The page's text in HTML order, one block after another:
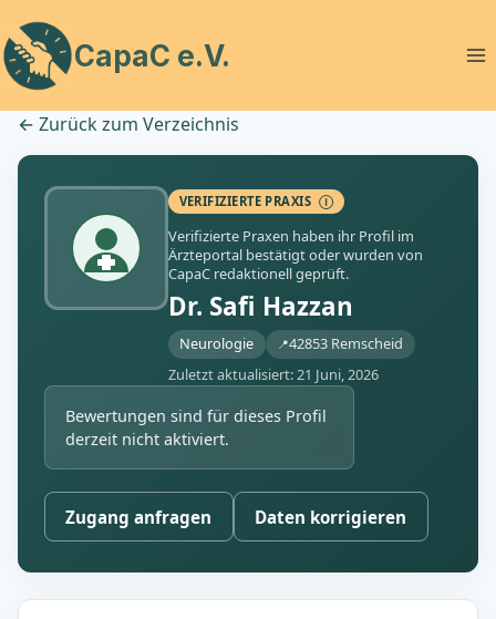
Inhalt
springen
CapaC e.V.
← Zurück zum Verzeichnis
VERIFIZIERTE PRAXIS Ⓘ
Verifizierte Praxen haben ihr Profil im
Ärzteportal bestätigt oder wurden von
CapaC redaktionell geprüft.
Dr. Safi Hazzan
Neurologie
42853 Remscheid
Zuletzt aktualisiert: 21 Juni, 2026
Bewertungen sind für dieses Profil
derzeit nicht aktiviert.
Zugang anfragen Daten korrigieren